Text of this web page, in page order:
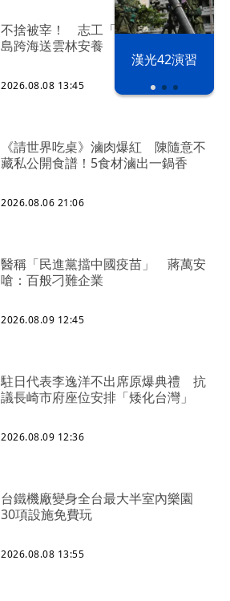
漢光42演習
不捨被宰！ 志工「買牛救命」從綠
島跨海送雲林安養
2026.08.08 13:45
《請世界吃桌》滷肉爆紅 陳隨意不
藏私公開食譜！5食材滷出一鍋香
2026.08.06 21:06
醫稱「民進黨擋中國疫苗」 蔣萬安
嗆：百般刁難企業
2026.08.09 12:45
駐日代表李逸洋不出席原爆典禮 抗
議長崎市府座位安排「矮化台灣」
2026.08.09 12:36
台鐵機廠變身全台最大半室內樂園
30項設施免費玩
2026.08.08 13:55